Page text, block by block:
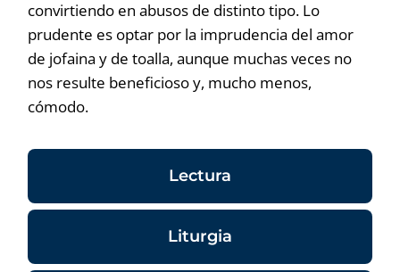
convirtiendo en abusos de distinto tipo. Lo
prudente es optar por la imprudencia del amor
de jofaina y de toalla, aunque muchas veces no
nos resulte beneficioso y, mucho menos,
cómodo.
Lectura
Liturgia